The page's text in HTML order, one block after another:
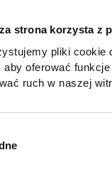
strona korzysta z
pliki cookie
aby oferować
ruch w naszej
z innymi danymi
z
co nastąpi
CPM,
Liczby
wyświetlenia.